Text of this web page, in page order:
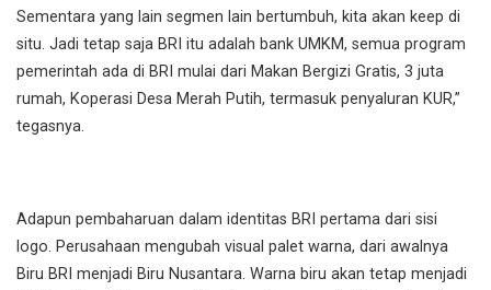
Sementara yang lain segmen lain bertumbuh, kita akan keep di
situ. Jadi tetap saja BRI itu adalah bank UMKM, semua program
pemerintah ada di BRI mulai dari Makan Bergizi Gratis, 3 juta
rumah, Koperasi Desa Merah Putih, termasuk penyaluran KUR,”
tegasnya.
Adapun pembaharuan dalam identitas BRI pertama dari sisi
logo. Perusahaan mengubah visual palet warna, dari awalnya
Biru BRI menjadi Biru Nusantara. Warna biru akan tetap menjadi